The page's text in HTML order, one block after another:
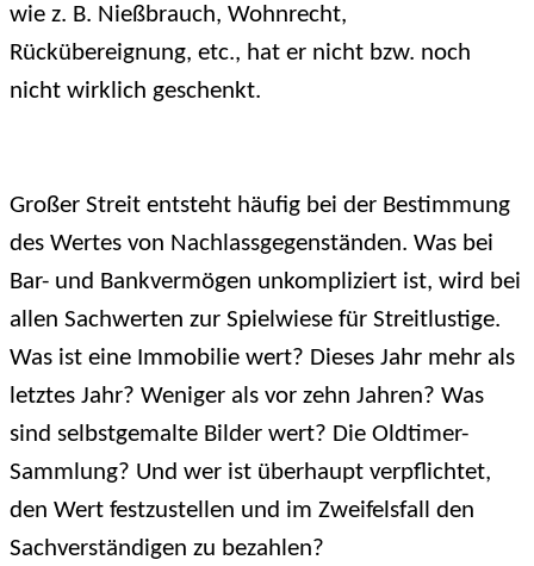
wie z. B. Nießbrauch, Wohnrecht,
Rückübereignung, etc., hat er nicht bzw. noch
nicht wirklich geschenkt.
Großer Streit entsteht häufig bei der Bestimmung
des Wertes von Nachlassgegenständen. Was bei
Bar- und Bankvermögen unkompliziert ist, wird bei
allen Sachwerten zur Spielwiese für Streitlustige.
Was ist eine Immobilie wert? Dieses Jahr mehr als
letztes Jahr? Weniger als vor zehn Jahren? Was
sind selbstgemalte Bilder wert? Die Oldtimer-
Sammlung? Und wer ist überhaupt verpflichtet,
den Wert festzustellen und im Zweifelsfall den
Sachverständigen zu bezahlen?